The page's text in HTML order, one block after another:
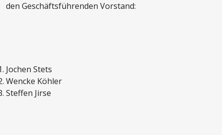
den Geschäftsführenden Vorstand:
Jochen Stets
Wencke Köhler
Steffen Jirse